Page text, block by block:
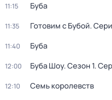
11:15 Буба
11:35 Готовим с Бубой.
11:40 Буба
12:00 Буба Шоу. Сезон 1.
12:10 Семь королевств